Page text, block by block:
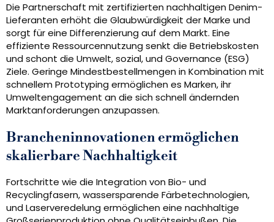
Die Partnerschaft mit zertifizierten nachhaltigen Denim-
Lieferanten erhöht die Glaubwürdigkeit der Marke und
sorgt für eine Differenzierung auf dem Markt. Eine
effiziente Ressourcennutzung senkt die Betriebskosten
und schont die Umwelt, sozial, und Governance (ESG)
Ziele. Geringe Mindestbestellmengen in Kombination mit
schnellem Prototyping ermöglichen es Marken, ihr
Umweltengagement an die sich schnell ändernden
Marktanforderungen anzupassen.
Brancheninnovationen ermöglichen
skalierbare Nachhaltigkeit
Fortschritte wie die Integration von Bio- und
Recyclingfasern, wassersparende Färbetechnologien,
und Laserveredelung ermöglichen eine nachhaltige